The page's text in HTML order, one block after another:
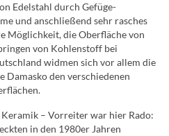
Edelstahl durch Gefüge-
und anschließend sehr rasches
Möglichkeit, die Oberfläche von
von Kohlenstoff bei
widmen sich vor allem die
Damasko den verschiedenen
– Vorreiter war hier Rado:
in den 1980er Jahren